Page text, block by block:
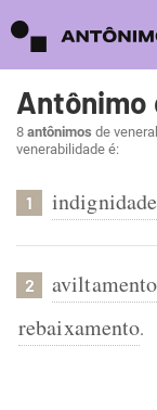
Antônimo
8 antônimos de
venerabilidade é:
1 indignidade
2 aviltamento
rebaixamento.